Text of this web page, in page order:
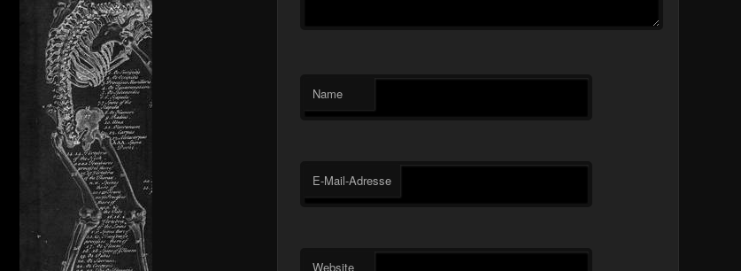
Name
E-Mail-Adresse
Website